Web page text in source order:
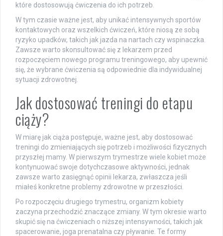
które dostosowują ćwiczenia do ich potrzeb.
W tym czasie ważne jest, aby unikać intensywnych sportów
kontaktowych oraz wszelkich ćwiczeń, które niosą ze sobą
ryzyko upadków, takich jak jazda na nartach czy wspinaczka.
Zawsze warto skonsultować się z lekarzem przed
rozpoczęciem nowego programu treningowego, aby upewnić
się, że wybrane ćwiczenia są odpowiednie dla indywidualnej
sytuacji zdrowotnej.
Jak dostosować treningi do etapu
ciąży?
W miarę jak ciąża postępuje, ważne jest, aby dostosować
treningi do zmieniających się potrzeb i możliwości fizycznych
przyszłej mamy. W pierwszym trymestrze wiele kobiet może
kontynuować swoje dotychczasowe aktywności, jednak
zawsze warto zasięgnąć opinii lekarza, zwłaszcza jeśli
miałeś konkretne problemy zdrowotne w przeszłości.
Po rozpoczęciu drugiego trymestru, organizm kobiety
zaczyna przechodzić znaczące zmiany. W tym okresie warto
skupić się na ćwiczeniach o niższej intensywności, takich jak
spacerowanie, joga prenatalna czy pływanie. Te formy